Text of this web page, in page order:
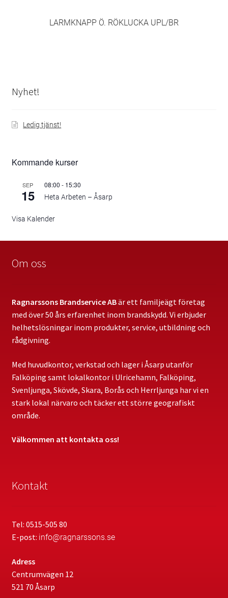
LARMKNAPP Ö. RÖKLUCKA UPL/BR
Nyhet!
Ledig tjänst!
Kommande kurser
SEP
15
08:00 - 15:30
Heta Arbeten – Åsarp
Visa Kalender
Om oss
Ragnarssons Brandservice ABär ett familjeägt företag
med över 50 års erfarenhet inom brandskydd. Vi erbjuder
helhetslösningar inom produkter, service, utbildning och
rådgivning.
Med huvudkontor, verkstad och lager i Åsarp utanför
Falköping samt lokalkontor i Ulricehamn, Falköping,
Svenljunga, Skövde, Skara, Borås och Herrljunga har vi en
stark lokal närvaro och täcker ett större geografiskt
område.
Välkommen att kontakta oss!
Kontakt
Tel: 0515-505 80
E-post: info@ragnarssons.se
Adress
Centrumvägen 12
521 70 Åsarp